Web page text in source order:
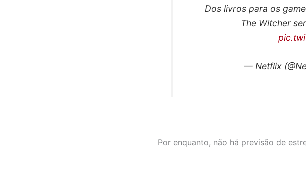
Dos livros para os
The Witcher
— Netflix
Por enquanto, não há previsão de